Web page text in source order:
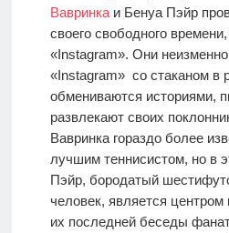
Вавринкаи Бенуа Пэйр
своего свободного
«Instagram». Они
«Instagram» со стаканом в
обмениваются историями,
развлекают своих
Вавринка гораздо более
лучшим теннисистом, но в
Пэйр, бородатый
человек, является
их последней беседы